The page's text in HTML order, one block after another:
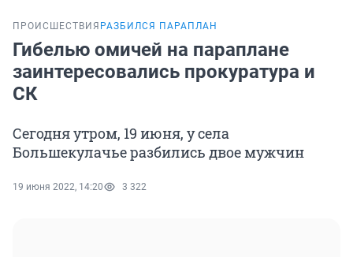
ПРОИСШЕСТВИЯ РАЗБИЛСЯ ПАРАПЛАН
Гибелью омичей на параплане
заинтересовались прокуратура и
СК
Сегодня утром, 19 июня, у села
Большекулачье разбились двое мужчин
19 июня 2022, 14:20 3 322